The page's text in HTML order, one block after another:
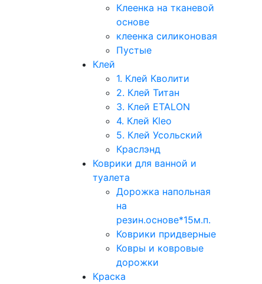
Клеенка на тканевой
основе
клеенка силиконовая
Пустые
Клей
1. Клей Кволити
2. Клей Титан
3. Клей ETALON
4. Клей Kleo
5. Клей Усольский
Краслэнд
Коврики для ванной и
туалета
Дорожка напольная
на
резин.основе*15м.п.
Коврики придверные
Ковры и ковровые
дорожки
Краска